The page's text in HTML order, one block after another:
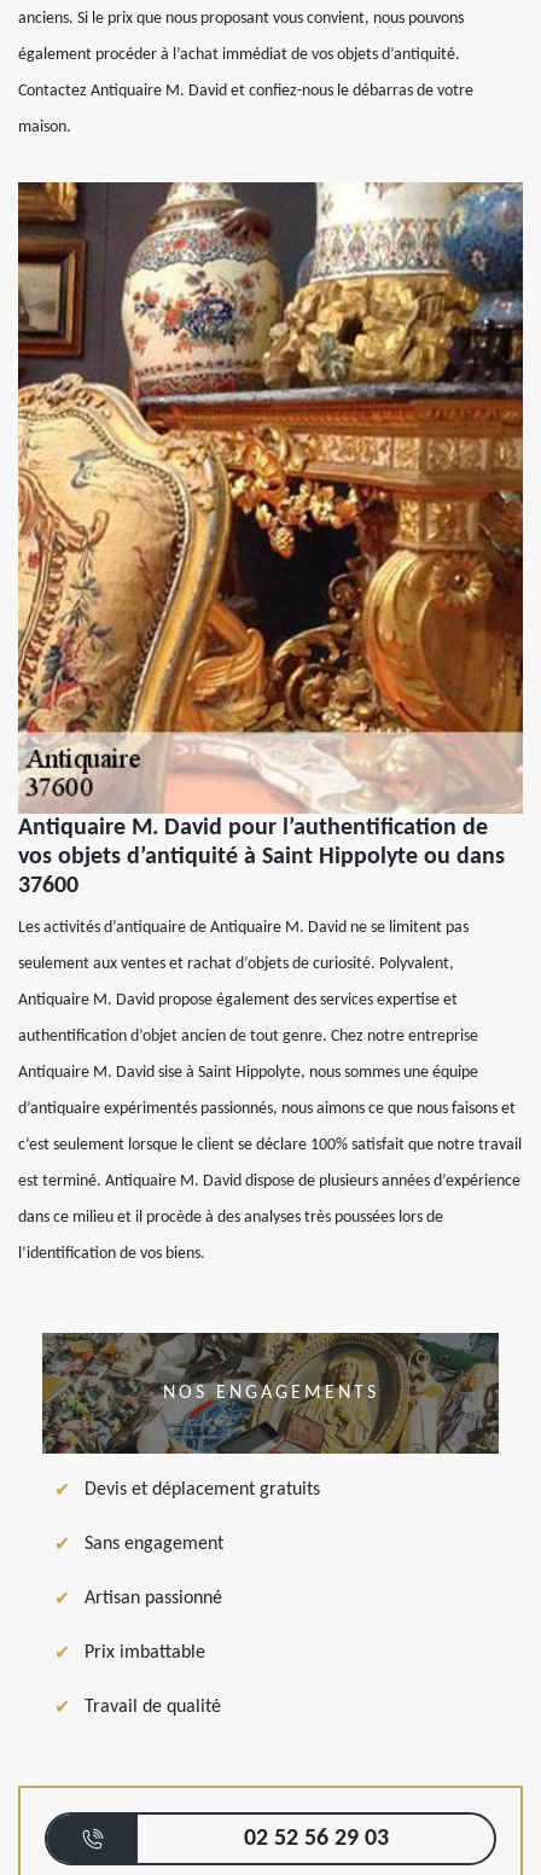
anciens. Si le prix que nous proposant vous convient, nous pouvons
également procéder à l’achat immédiat de vos objets d’antiquité.
Contactez Antiquaire M. David et confiez-nous le débarras de votre
maison.
Antiquaire M. David pour l’authentification de
vos objets d’antiquité à Saint Hippolyte ou dans
37600
Les activités d’antiquaire de Antiquaire M. David ne se limitent pas
seulement aux ventes et rachat d’objets de curiosité. Polyvalent,
Antiquaire M. David propose également des services expertise et
authentification d’objet ancien de tout genre. Chez notre entreprise
Antiquaire M. David sise à Saint Hippolyte, nous sommes une équipe
d’antiquaire expérimentés passionnés, nous aimons ce que nous faisons et
c’est seulement lorsque le client se déclare 100% satisfait que notre travail
est terminé. Antiquaire M. David dispose de plusieurs années d’expérience
dans ce milieu et il procède à des analyses très poussées lors de
l’identification de vos biens.
NOS ENGAGEMENTS
Devis et déplacement gratuits
Sans engagement
Artisan passionné
Prix imbattable
Travail de qualité
02 52 56 29 03